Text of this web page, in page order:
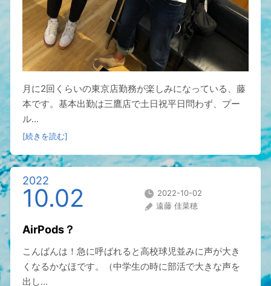
月に2回くらいの東京店勤務が楽しみになっている、藤
本です。基本出勤は三鷹店で土日祝平日問わず、プー
ル...
[続きを読む]
2022
10.02
2022-10-02
遠藤 佳菜穂
AirPods？
こんばんは！急に呼ばれると高校球児並みに声が大き
くなるかなほです。（中学生の時に部活で大きな声を
出し...